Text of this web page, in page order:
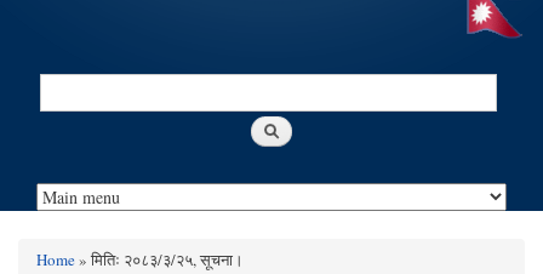
Search
Home» मितिः २०८३/३/२५, सूचना।